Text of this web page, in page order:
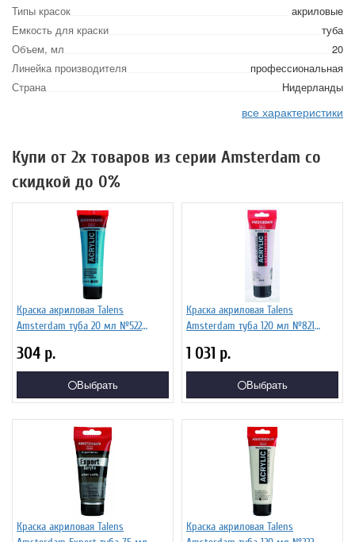
Типы красок
акриловые
Емкость для краски
туба
Объем, мл
20
Линейка производителя
профессиональная
Страна
Нидерланды
все характеристики
Купи от 2х товаров из серии Amsterdam со
скидкой до 0%
Краска акриловая Talens
Amsterdam туба 20 мл №522
304 р.
Выбрать
Краска акриловая Talens
Amsterdam туба 120 мл №821
17098212
1 031 р.
Выбрать
Краска акриловая Talens
Краска акриловая Talens